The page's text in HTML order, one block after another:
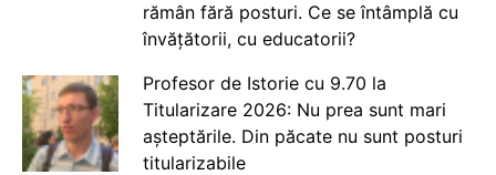
rămân fără posturi. Ce se întâmplă cu
învățătorii, cu educatorii?
Profesor de Istorie cu 9.70 la
Titularizare 2026: Nu prea sunt mari
așteptările. Din păcate nu sunt posturi
titularizabile